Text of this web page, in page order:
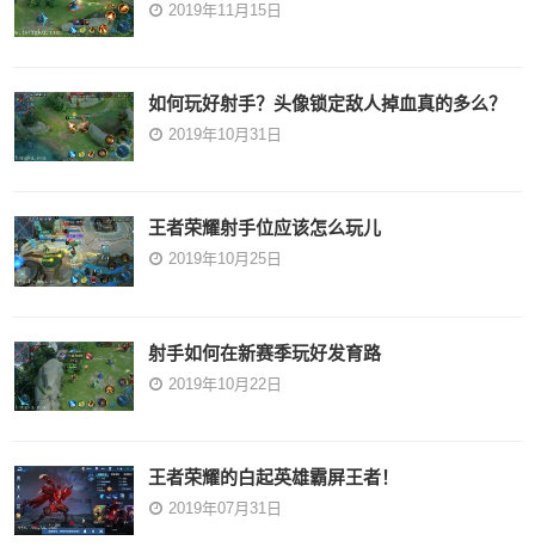
2019年11月15日
如何玩好射手？头像锁定敌人掉血真的多么？
2019年10月31日
王者荣耀射手位应该怎么玩儿
2019年10月25日
射手如何在新赛季玩好发育路
2019年10月22日
王者荣耀的白起英雄霸屏王者！
2019年07月31日